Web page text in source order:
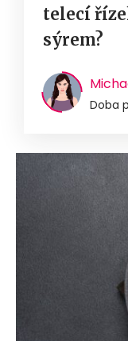
telecí
sýrem?
Doba